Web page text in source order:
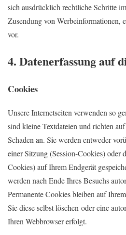
sich ausdrücklich rechtliche Schritte
Zusendung von Werbeinformationen,
vor.
4. Datenerfassung auf
Cookies
Unsere Internetseiten verwenden so
sind kleine Textdateien und richten
Schaden an. Sie werden entweder
einer Sitzung (Session-Cookies) oder
Cookies) auf Ihrem Endgerät
werden nach Ende Ihres Besuchs
Permanente Cookies bleiben auf
Sie diese selbst löschen oder eine
Ihren Webbrowser erfolgt.